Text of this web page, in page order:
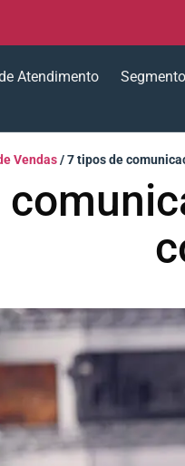
Atendimento
Vendas/7 tipos de